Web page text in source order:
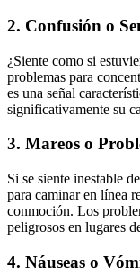
2. Confusión o
¿Siente como si
problemas para
es una señal
significativamente su
3. Mareos o
Si se siente inestable
para caminar en línea
conmoción. Los
peligrosos en lugares
4. Náuseas o